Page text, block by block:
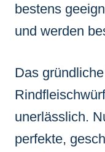
bestens
und werden
Das
unerlässlich.
perfekte,